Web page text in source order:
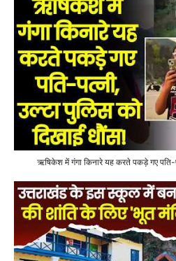
ऋषिकेश में गंगा किनारे यह करते पकड़े गए पति-